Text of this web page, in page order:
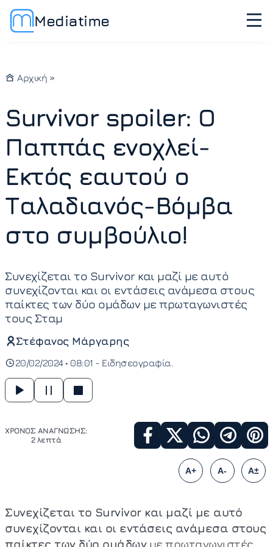
Mediatime
Αρχική »
Survivor spoiler: Ο
Παππάς ενοχλεί-
Εκτός εαυτού ο
Ταλαδιανός-Βόμβα
στο συμβούλιο!
Συνεχίζεται το Survivor και μαζί με αυτό
συνεχίζονται και οι εντάσεις ανάμεσα στους
παίκτες των δύο ομάδων με πρωταγωνιστές
τους Σταμ
Στέφανος Μάργαρης
20/02/2024 • 08:01 - Ειδησεογραφία
ΧΡΟΝΟΣ ΑΝΑΓΝΩΣΗΣ:
2 λεπτά
A+ A- A±
Συνεχίζεται το Survivor και μαζί με αυτό
συνεχίζονται και οι εντάσεις ανάμεσα στους
παίκτες των δύο ομάδωνμε πρωταγωνιστές